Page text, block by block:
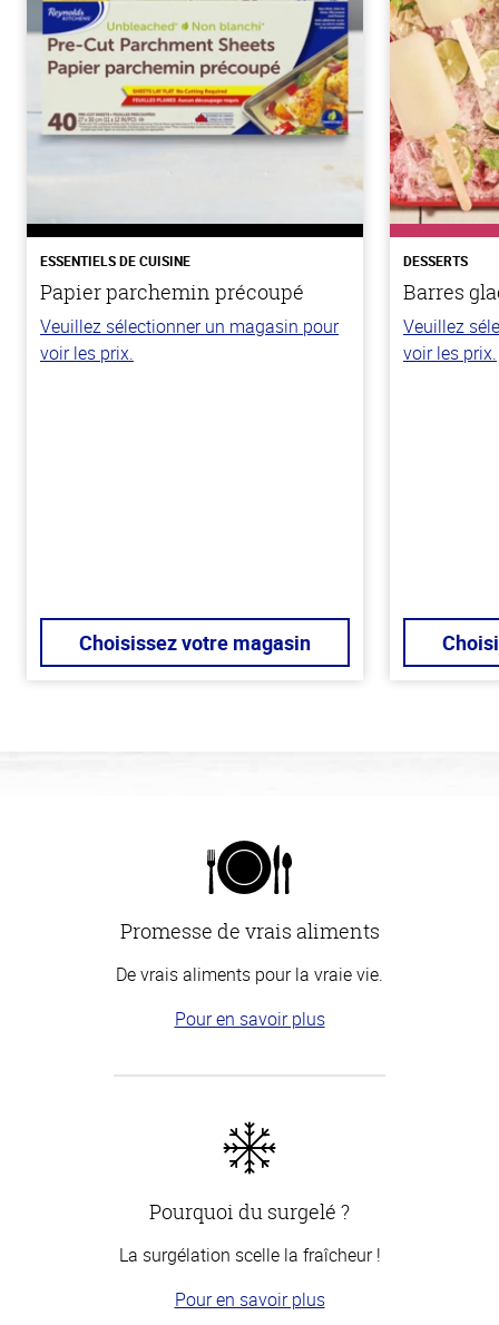
ESSENTIELS DE CUISINE
Papier parchemin précoupé
Veuillez sélectionner un magasin pour
voir les prix.
Choisissez votre magasin
DESSERTS
Barres
Veuillez
voir les prix.
Promesse de vrais aliments
De vrais aliments pour la vraie vie.
Pour en savoir plus
Pourquoi du surgelé ?
La surgélation scelle la fraîcheur !
Pour en savoir plus